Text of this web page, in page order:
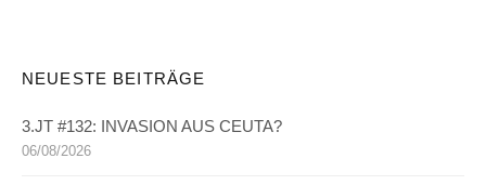
NEUESTE BEITRÄGE
3.JT #132: INVASION AUS CEUTA?
06/08/2026